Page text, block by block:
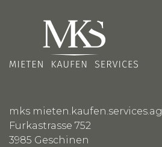
mks mieten.kaufen.services.ag
Furkastrasse 752
3985 Geschinen